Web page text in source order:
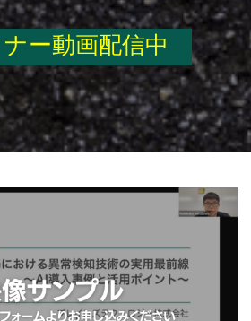
ー動画配信中